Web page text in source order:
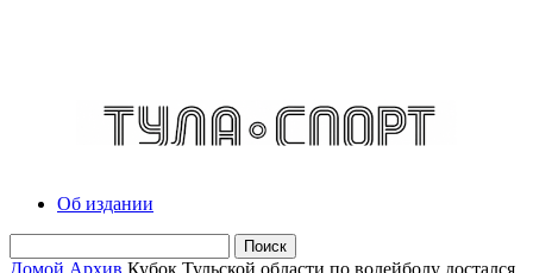
Об издании
Домой Архив Кубок Тульской области по волейболу достался